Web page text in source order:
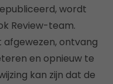
wordt
Review-team.
ontvang
en opnieuw te
kan zijn dat de